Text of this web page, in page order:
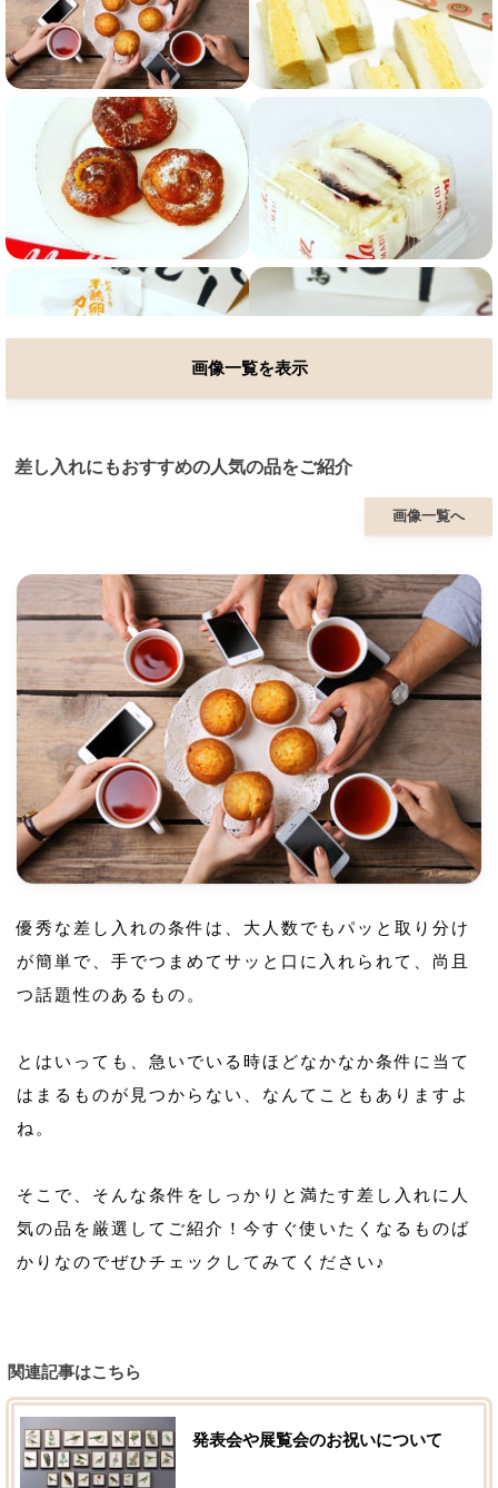
画像一覧を表示
差し入れにもおすすめの人気の品をご紹介
画像一覧へ
優秀な差し入れの条件は、大人数でもパッと取り分け
が簡単で、手でつまめてサッと口に入れられて、尚且
つ話題性のあるもの。
とはいっても、急いでいる時ほどなかなか条件に当て
はまるものが見つからない、なんてこともありますよ
ね。
そこで、そんな条件をしっかりと満たす差し入れに人
気の品を厳選してご紹介！今すぐ使いたくなるものば
かりなのでぜひチェックしてみてください♪
関連記事はこちら
発表会や展覧会のお祝いについて